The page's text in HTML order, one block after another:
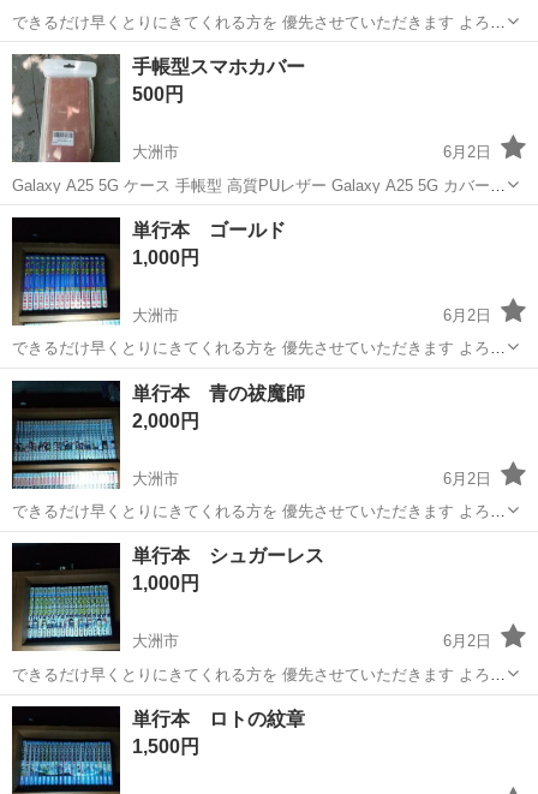
できるだけ早くとりにきてくれる方を 優先させていただきます よろし
くおねがいします
愛媛 大洲市 その他
手帳型スマホカバー
500円
大洲市
6月2日
Galaxy A25 5G ケース 手帳型 高質PUレザー Galaxy A25 5G カバー
SC-53F 耐衝撃 サムスン ンギャラクシー A25 5G SCG33 ケース 内蔵
マグネット開閉式 ベルトなし スマホケース...
愛媛 大洲市 その他
単行本 ゴールド
1,000円
大洲市
6月2日
できるだけ早くとりにきてくれる方を 優先させていただきます よろし
くおねがいします
愛媛 大洲市 その他
単行本 青の祓魔師
2,000円
大洲市
6月2日
できるだけ早くとりにきてくれる方を 優先させていただきます よろし
くおねがいします
愛媛 大洲市 その他 青の祓魔師
単行本 シュガーレス
1,000円
大洲市
6月2日
できるだけ早くとりにきてくれる方を 優先させていただきます よろし
くおねがいします
愛媛 大洲市 その他
単行本 ロトの紋章
1,500円